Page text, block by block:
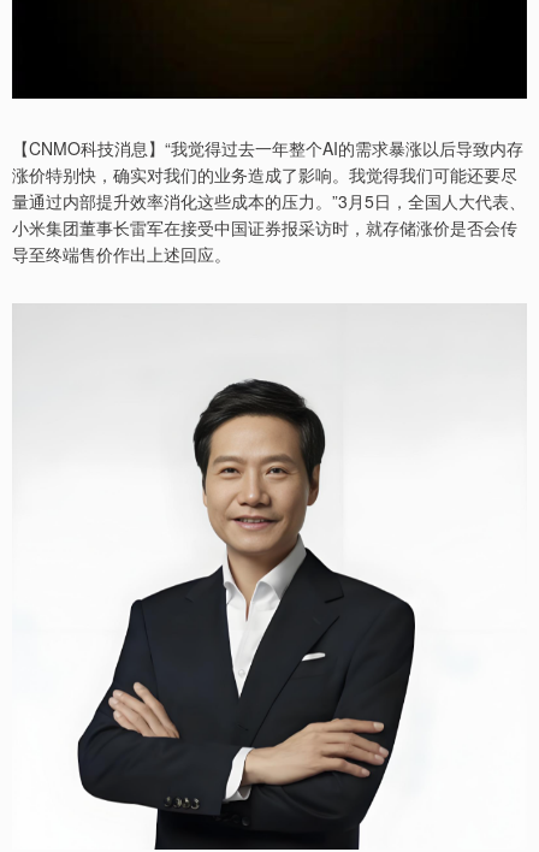
【CNMO科技消息】“我觉得过去一年整个AI的需求暴涨以后导致内存
涨价特别快，确实对我们的业务造成了影响。我觉得我们可能还要尽
量通过内部提升效率消化这些成本的压力。”3月5日，全国人大代表、
小米集团董事长雷军在接受中国证券报采访时，就存储涨价是否会传
导至终端售价作出上述回应。